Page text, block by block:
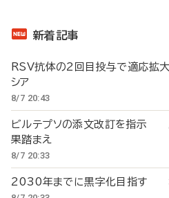
新着記事
RSV抗体の2回目投与で適応拡
シア
8/7 20:43
ビルテプソの添文改訂を指示
果踏まえ
8/7 20:33
2030年までに黒字化目指す オ